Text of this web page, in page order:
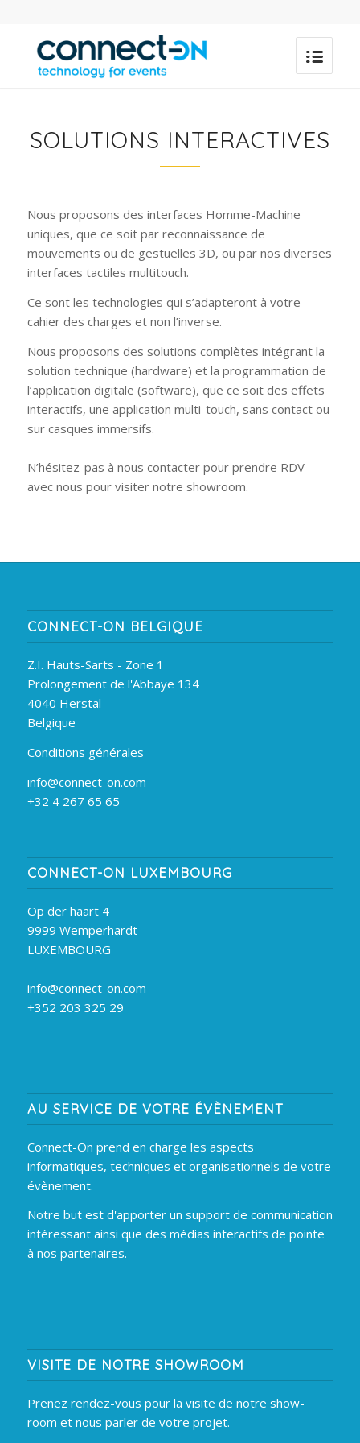
SOLUTIONS INTERACTIVES
Nous proposons des interfaces Homme-Machine
uniques, que ce soit par reconnaissance de
mouvements ou de gestuelles 3D, ou par nos diverses
interfaces tactiles multitouch.
Ce sont les technologies qui s’adapteront à votre
cahier des charges et non l’inverse.
Nous proposons des solutions complètes intégrant la
solution technique (hardware) et la programmation de
l’application digitale (software), que ce soit des effets
interactifs, une application multi-touch, sans contact ou
sur casques immersifs.
N’hésitez-pas à nous contacter pour prendre RDV
avec nous pour visiter notre showroom.
CONNECT-ON BELGIQUE
Z.I. Hauts-Sarts - Zone 1
Prolongement de l'Abbaye 134
4040 Herstal
Belgique
Conditions générales
info@connect-on.com
+32 4 267 65 65
CONNECT-ON LUXEMBOURG
Op der haart 4
9999 Wemperhardt
LUXEMBOURG
info@connect-on.com
+352 203 325 29
AU SERVICE DE VOTRE ÉVÈNEMENT
Connect-On prend en charge les aspects
informatiques, techniques et organisationnels de votre
évènement.
Notre but est d'apporter un support de communication
intéressant ainsi que des médias interactifs de pointe
à nos partenaires.
VISITE DE NOTRE SHOWROOM
Prenez rendez-vous pour la visite de notre show-
room et nous parler de votre projet.